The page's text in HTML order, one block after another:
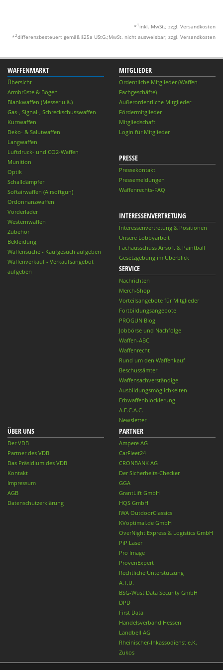
* 1 inkl. MwSt.; zzgl. Versandkosten
*2differenzbesteuert gemäß §25a UStG.;MwSt. nicht ausweisbar; zzgl. Versandkosten
WAFFENMARKT
Übersicht
Armbrüste & Bögen
Blankwaffen (Messer u.ä.)
Gas-, Signal-, Schreckschusswaffen
Kurzwaffen
Deko- & Salutwaffen
Langwaffen
Luftdruck- und CO2-Waffen
Munition
Optik
Schalldämpfer
Softairwaffen (Airsoftgun)
Ordonnanzwaffen
Vorderlader
Westernwaffen
Zubehör
Bekleidung
Waffensuche - Kaufgesuch aufgeben
Waffenverkauf - Verkaufsangebot
aufgeben
MITGLIEDER
Ordentliche Mitglieder (Waffen-
Fachgeschäfte)
Außerordentliche Mitglieder
Fördermitglieder
Mitgliedschaft
Login für Mitglieder
PRESSE
Pressekontakt
Pressemeldungen
Waffenrechts-FAQ
INTERESSENVERTRETUNG
Interessenvertretung & Positionen
Unsere Lobbyarbeit
Fachausschuss Airsoft & Paintball
Gesetzgebung im Überblick
SERVICE
Nachrichten
Merch-Shop
Vorteilsangebote für Mitglieder
Fortbildungsangebote
PROGUN Blog
Jobbörse und Nachfolge
Waffen-ABC
Waffenrecht
Rund um den Waffenkauf
Beschussämter
Waffensachverständige
Ausbildungsmöglichkeiten
Erbwaffenblockierung
A.E.C.A.C.
Newsletter
ÜBER UNS
Der VDB
Partner des VDB
Das Präsidium des VDB
Kontakt
Impressum
AGB
Datenschutzerklärung
PARTNER
Ampere AG
CarFleet24
CRONBANK AG
Der Sicherheits-Checker
GGA
GrantLift GmbH
HQS GmbH
IWA OutdoorClassics
KVoptimal.de GmbH
OverNight Express & Logistics GmbH
PiP Laser
Pro Image
ProvenExpert
Rechtliche Unterstützung
A.T.U.
BSG-Wüst Data Security GmbH
DPD
First Data
Handelsverband Hessen
Landbell AG
Rheinischer-Inkassodienst e.K.
Zukos